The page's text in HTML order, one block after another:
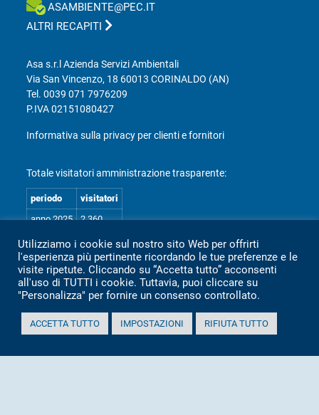
ASAMBIENTE@PEC.IT
ALTRI RECAPITI
Asa s.r.l Azienda Servizi Ambientali
Via San Vincenzo, 18 60013 CORINALDO (AN)
Tel.0039 071 7976209
P.IVA 02151080427
Informativa sulla privacy per clienti e fornitori
Totale visitatori amministrazione trasparente:
periodo
visitatori
anno 2025
2.360
anno 2024
2.097
anno 2023
1.803
anno 2022
2.373
anno 2021
1.501
anno 2020
1.307
Utilizziamo i cookie sul nostro sito Web per offrirti
l'esperienza più pertinente ricordando le tue preferenze e le
visite ripetute. Cliccando su “Accetta tutto” acconsenti
all'uso di TUTTI i cookie. Tuttavia, puoi cliccare su
"Personalizza" per fornire un consenso controllato.
ACCETTA TUTTO IMPOSTAZIONI RIFIUTA TUTTO